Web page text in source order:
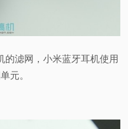
的滤网，小米蓝牙耳机使用
元。